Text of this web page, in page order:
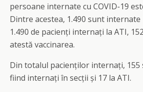
persoane internate cu COVID-19
Dintre acestea, 1.490 sunt internate
1.490 de pacienți internați la ATI,
atestă vaccinarea.
Din totalul pacienților internați, 155
fiind internați în secții și 17 la ATI.